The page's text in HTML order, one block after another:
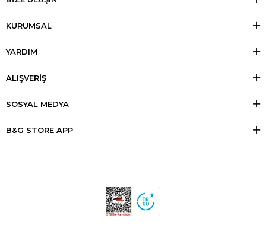
KURUMSAL
YARDIM
ALIŞVERİŞ
SOSYAL MEDYA
B&G STORE APP